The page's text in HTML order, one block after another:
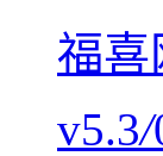
福喜
v5.3/